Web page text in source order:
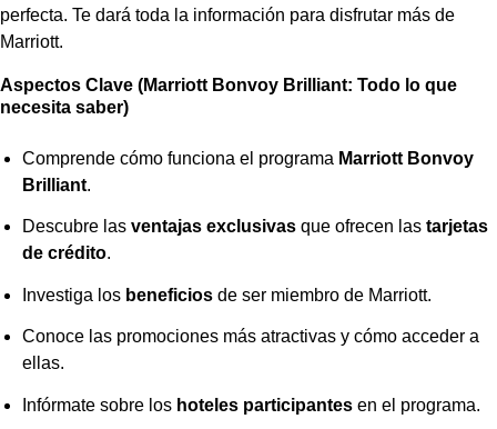
perfecta. Te dará toda la información para disfrutar más de
Marriott.
Aspectos Clave (Marriott Bonvoy Brilliant: Todo lo que
necesita saber)
Comprende cómo funciona el programa Marriott Bonvoy
Brilliant.
Descubre lasventajas exclusivas que ofrecen lastarjetas
de crédito.
Investiga los beneficios de ser miembro de Marriott.
Conoce las promociones más atractivas y cómo acceder a
ellas.
Infórmate sobre los hoteles participantes en el programa.